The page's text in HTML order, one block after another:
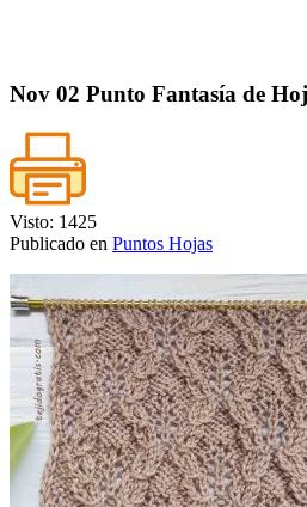
Nov 02 Punto Fantasía de
Visto: 1425
Publicado en Puntos Hojas